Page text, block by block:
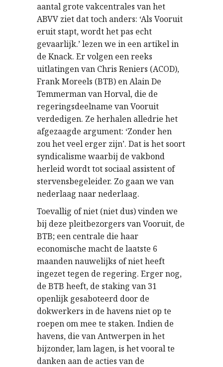
aantal grote vakcentrales van het
ABVV ziet dat toch anders: ‘Als Vooruit
eruit stapt, wordt het pas echt
gevaarlijk.’ lezen we in een artikel in
de Knack. Er volgen een reeks
uitlatingen van Chris Reniers (ACOD),
Frank Moreels (BTB) en Alain De
Temmerman van Horval, die de
regeringsdeelname van Vooruit
verdedigen. Ze herhalen alledrie het
afgezaagde argument: ‘Zonder hen
zou het veel erger zijn’. Dat is het soort
syndicalisme waarbij de vakbond
herleid wordt tot sociaal assistent of
stervensbegeleider. Zo gaan we van
nederlaag naar nederlaag.
Toevallig of niet (niet dus) vinden we
bij deze pleitbezorgers van Vooruit, de
BTB; een centrale die haar
economische macht de laatste 6
maanden nauwelijks of niet heeft
ingezet tegen de regering. Erger nog,
de BTB heeft, de staking van 31
openlijk gesaboteerd door de
dokwerkers in de havens niet op te
roepen om mee te staken. Indien de
havens, die van Antwerpen in het
bijzonder, lam lagen, is het vooral te
danken aan de acties van de